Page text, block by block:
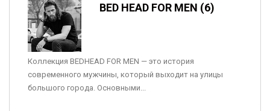
BED HEAD FOR MEN (6)
Коллекция BEDHEAD FOR MEN — это история
современного мужчины, который выходит на улицы
большого города. Основными...